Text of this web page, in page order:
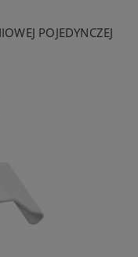
POJEDYNCZEJ